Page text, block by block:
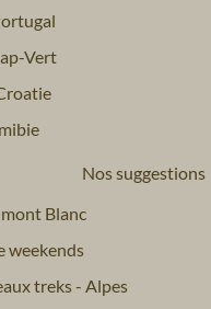
Vert
Nos suggestions
Blanc
weekends
treks - Alpes